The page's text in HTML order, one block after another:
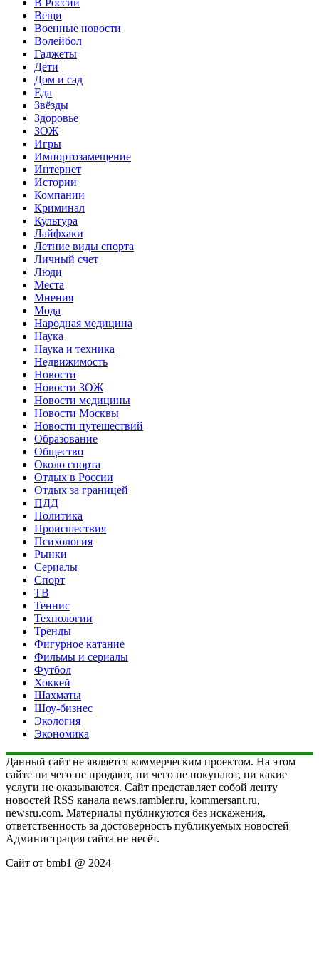
Вещи
Военные новости
Волейбол
Гаджеты
Дети
Дом и сад
Еда
Звёзды
Здоровье
ЗОЖ
Игры
Импортозамещение
Интернет
Истории
Компании
Криминал
Культура
Лайфхаки
Летние виды спорта
Личный счет
Люди
Места
Мнения
Мода
Народная медицина
Наука
Наука и техника
Недвижимость
Новости
Новости ЗОЖ
Новости медицины
Новости Москвы
Новости путешествий
Образование
Общество
Около спорта
Отдых в России
Отдых за границей
ПДД
Политика
Происшествия
Психология
Рынки
Сериалы
Спорт
ТВ
Теннис
Технологии
Тренды
Фигурное катание
Фильмы и сериалы
Футбол
Хоккей
Шахматы
Шоу-бизнес
Экология
Экономика
Данный сайт не является коммерческим проектом. На этом
сайте ни чего не продают, ни чего не покупают, ни какие
услуги не оказываются. Сайт представляет собой ленту
новостей RSS канала news.rambler.ru, kommersant.ru,
newsru.com. Материалы публикуются без искажения,
ответственность за достоверность публикуемых новостей
Администрация сайта не несёт.
Сайт от bmb1 @ 2024